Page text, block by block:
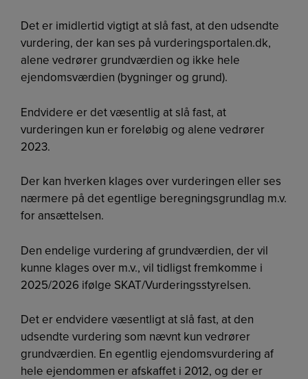
Det er imidlertid vigtigt at slå fast, at den udsendte
vurdering, der kan ses på vurderingsportalen.dk,
alene vedrører grundværdien og ikke hele
ejendomsværdien (bygninger og grund).
Endvidere er det væsentlig at slå fast, at
vurderingen kun er foreløbig og alene vedrører
2023.
Der kan hverken klages over vurderingen eller ses
nærmere på det egentlige beregningsgrundlag m.v.
for ansættelsen.
Den endelige vurdering af grundværdien, der vil
kunne klages over m.v., vil tidligst fremkomme i
2025/2026 ifølge SKAT/Vurderingsstyrelsen.
Det er endvidere væsentligt at slå fast, at den
udsendte vurdering som nævnt kun vedrører
grundværdien. En egentlig ejendomsvurdering af
hele ejendommen er afskaffet i 2012, og der er